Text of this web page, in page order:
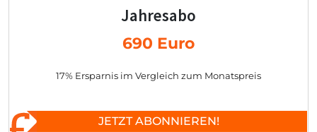
Jahresabo
690 Euro
17% Ersparnis im Vergleich zum Monatspreis
JETZT ABONNIEREN!